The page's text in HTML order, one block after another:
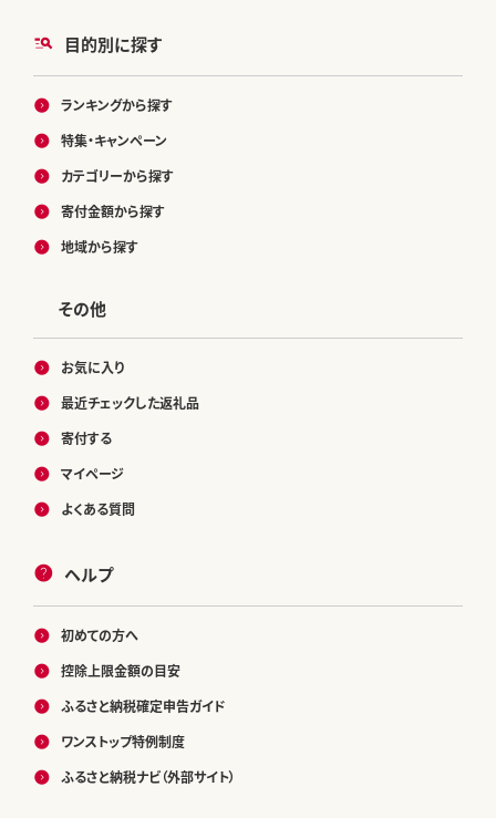
目的別に探す
ランキングから探す
特集・キャンペーン
カテゴリーから探す
寄付金額から探す
地域から探す
その他
お気に入り
最近チェックした返礼品
寄付する
マイページ
よくある質問
ヘルプ
初めての方へ
控除上限金額の目安
ふるさと納税確定申告ガイド
ワンストップ特例制度
ふるさと納税ナビ（外部サイト）